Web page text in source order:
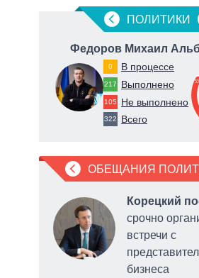
ПОЛИТИКИ
Федоров Михаил
0 В процессе
217 Выполнено
105 Не выполнено
322 Всего
33
ОБЕЩАНИЯ
Корецкий
срочно
встречи с
бизнеса